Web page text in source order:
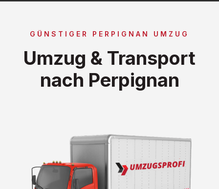
GÜNSTIGER PERPIGNAN UMZUG
Umzug & Transport
nach Perpignan